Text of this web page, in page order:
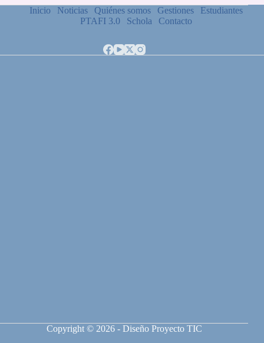
Inicio Noticias Quiénes somos Gestiones
Estudiantes
PTAFI 3.0
Schola Contacto
Copyright © 2026 - Diseño Proyecto TIC